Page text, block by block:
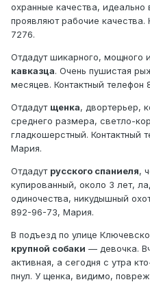
охранные качества,
проявляют рабочие качества.
7276.
Отдадут шикарного, мощного
кавказца. Очень пушистая
месяцев. Контактный телефон
Отдадут щенка, двортерьер,
среднего размера, светло-
гладкошерстный. Контактный
Мария.
Отдадут русского спаниеля,
купированный, около 3 лет,
одиночества, никудышный
892-96-73, Мария.
В подъезд по улице
крупной собаки — девочка.
активная, а сегодня с утра
пнул. У щенка, видимо,